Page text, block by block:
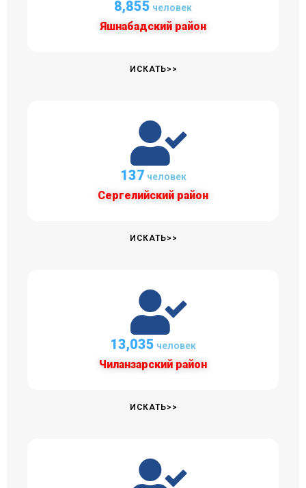
8,910 человек
Яшнабадский район
ИСКАТЬ>>
138 человек
Сергелийский район
ИСКАТЬ>>
13,341 человек
Чиланзарский район
ИСКАТЬ>>